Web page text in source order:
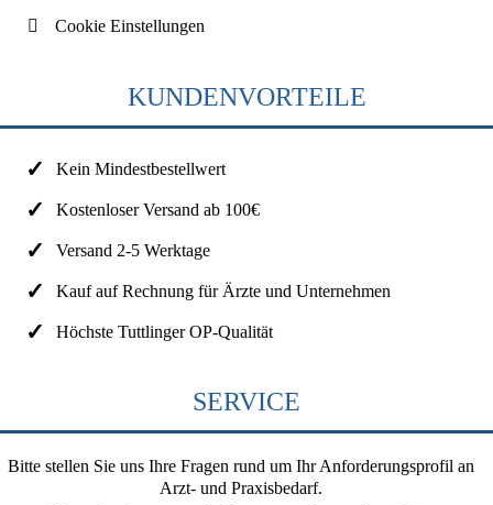
Cookie Einstellungen
KUNDENVORTEILE
Kein Mindestbestellwert
Kostenloser Versand ab 100€
Versand 2-5 Werktage
Kauf auf Rechnung für Ärzte und Unternehmen
Höchste Tuttlinger OP-Qualität
SERVICE
Bitte stellen Sie uns Ihre Fragen rund um Ihr Anforderungsprofil an
Arzt- und Praxisbedarf.